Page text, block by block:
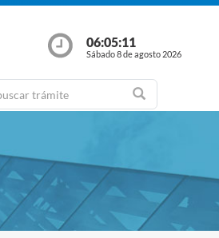
06:05:11
Sábado 8 de agosto 2026